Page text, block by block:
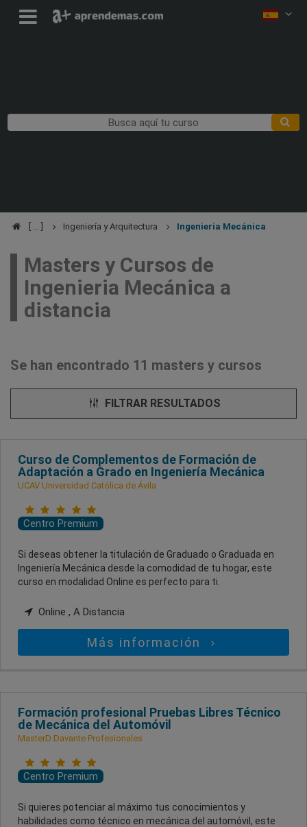
Ingeniería y Arquitectura Ingenieria Mecánica
Masters y Cursos de
Ingenieria Mecánica a
distancia
Se han encontrado 11 masters y cursos
FILTRAR RESULTADOS
Curso de Complementos de Formación de
Adaptación a Grado en Ingeniería Mecánica
UCAV Universidad Católica de Ávila
Centro Premium
Si deseas obtener la titulación de Graduado o Graduada en
Ingeniería Mecánica desde la comodidad de tu hogar, este
curso en modalidad Online es perfecto para ti.
Online , A Distancia
Más información
Formación profesional Pruebas Libres Técnico
de Mecánica del Automóvil
MasterD Davante Profesionales
Centro Premium
Si quieres potenciar al máximo tus conocimientos y
habilidades como técnico en mecánica del automóvil, este